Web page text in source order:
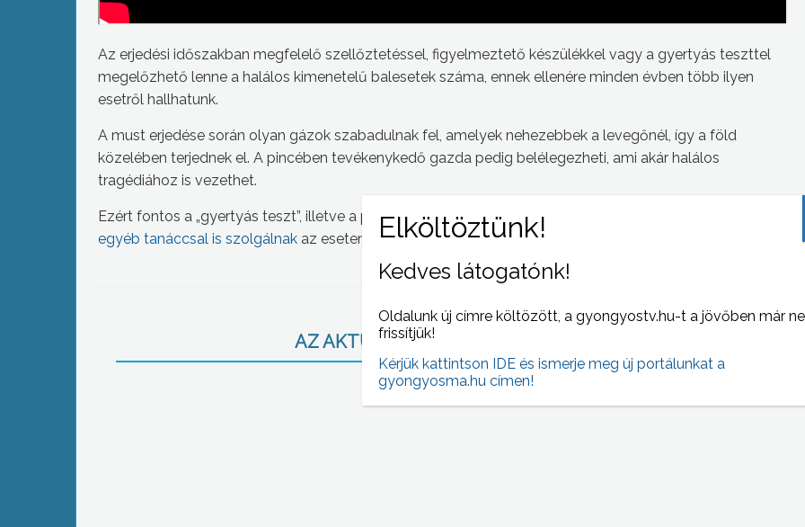
Az erjedési időszakban megfelelő szellőztetéssel, figyelmeztető készülékkel vagy a gyertyás teszttel
megelőzhető lenne a halálos kimenetelű balesetek száma, ennek ellenére minden évben több ilyen
esetről hallhatunk.
A must erjedése során olyan gázok szabadulnak fel, amelyek nehezebbek a levegőnél, így a föld
közelében terjednek el. A pincében tevékenykedő gazda pedig belélegezheti, ami akár halálos
tragédiához is vezethet.
Ezért fontos a „gyertyás teszt”, illetve a pince folyamatos szellőztetése. A katasztrófavédők számos
egyéb tanáccsal is szolgálnak az esetenként tragikus balesetek megelőzésére.
AZ AKTUÁLIS NAPI HÍREI
Kedves látogatónk!
Oldalunk új címre költözött, a gyongyostv.hu-t a jövőben már
frissítjük!
Kérjük kattintson IDE és ismerje meg új portálunkat a
gyongyosma.hu címen!